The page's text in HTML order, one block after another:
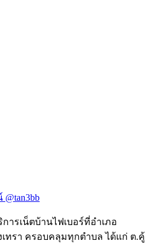
ารเน็ตบ้านไฟเบอร์ที่อำเภอ
เทรา ครอบคลุมทุกตำบล ได้แก่ ต.คู้